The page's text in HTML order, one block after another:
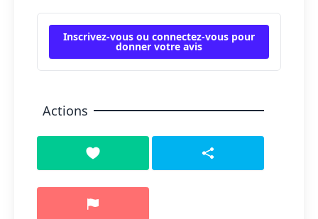
Inscrivez-vous ou connectez-vous pour
donner votre avis
Actions